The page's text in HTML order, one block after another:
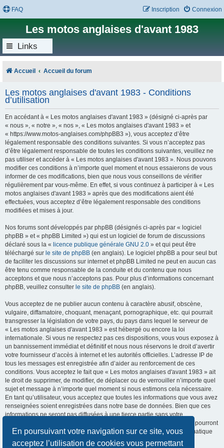
En poursuivant votre navigation sur ce site, vous
acceptez l’utilisation de cookies vous permettant
FAQ Connexion
Inscription
Les motos anglaises d'avant 1983
Links
Accueil Accueil du forum
Les motos anglaises d'avant 1983 - Conditions
d’utilisation
En accédant à « Les motos anglaises d'avant 1983 » (désigné ci-après par
« nous », « notre », « nos », « Les motos anglaises d'avant 1983 » et
« https://www.motos-anglaises.com/phpBB3 »), vous acceptez d’être
légalement responsable des conditions suivantes. Si vous n’acceptez pas
d’être légalement responsable de toutes les conditions suivantes, veuillez ne
pas utiliser et accéder à « Les motos anglaises d'avant 1983 ». Nous pouvons
modifier ces conditions à n’importe quel moment et nous essaierons de vous
informer de ces modifications, bien que nous vous conseillons de vérifier
régulièrement par vous-même. En effet, si vous continuez à participer à « Les
motos anglaises d'avant 1983 » après que des modifications aient été
effectuées, vous acceptez d’être légalement responsable des conditions
modifiées et mises à jour.
Nos forums sont développés par phpBB (désignés ci-après par « logiciel
phpBB » et « phpBB Limited ») qui est un logiciel de forum de discussions
déclaré sous la « licence publique générale GNU 2.0 » et qui peut être
téléchargé sur le site de phpBB (en anglais). Le logiciel phpBB a pour seul but
de faciliter les discussions sur internet et phpBB Limited ne peut en aucun cas
être tenu comme responsable de la conduite et du contenu que nous
acceptons et que nous n’acceptons pas. Pour plus d’informations concernant
phpBB, veuillez consulter le site de phpBB (en anglais).
Vous acceptez de ne publier aucun contenu à caractère abusif, obscène,
vulgaire, diffamatoire, choquant, menaçant, pornographique, etc. qui pourrait
transgresser la législation de votre pays, du pays dans lequel le serveur de
« Les motos anglaises d'avant 1983 » est hébergé ou encore la loi
internationale. Si vous ne respectez pas ces dispositions, vous vous exposez à
un bannissement immédiat et définitif et nous nous réservons le droit d’avertir
votre fournisseur d’accès à internet et les autorités officielles. L’adresse IP de
tous les messages est enregistrée afin d’aider au renforcement de ces
conditions. Vous acceptez le fait que « Les motos anglaises d'avant 1983 » ait
le droit de supprimer, de modifier, de déplacer ou de verrouiller n’importe quel
sujet et message à n’importe quel moment si nous estimons cela nécessaire.
En tant qu’utilisateur, vous acceptez que toutes les informations que vous avez
renseignées soient enregistrées dans notre base de données. Bien que ces
informations ne seront pas diffusées à une tierce partie sans votre
consentement, ni « Les motos anglaises d'avant 1983 », ni phpBB, ne pourront
être tenus comme responsables en cas de tentative de piratage informatique
visant à compromettre vos données.